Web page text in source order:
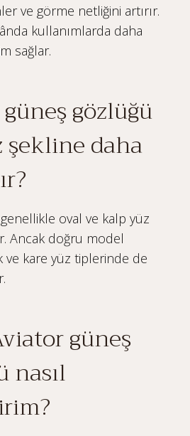
ve görme netliğini artırır.
kullanımlarda daha
sağlar.
gözlüğü
daha
oval ve kalp yüz
Ancak doğru model
ve kare yüz tiplerinde de
güneş
nasıl